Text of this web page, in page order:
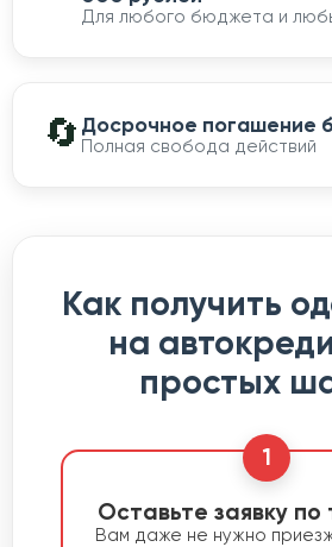
Для любого бюджета и
🔄 Досрочное погашение
Полная свобода действий
Как получить
на
простых
1
Оставьте заявку по
Вам даже не нужно